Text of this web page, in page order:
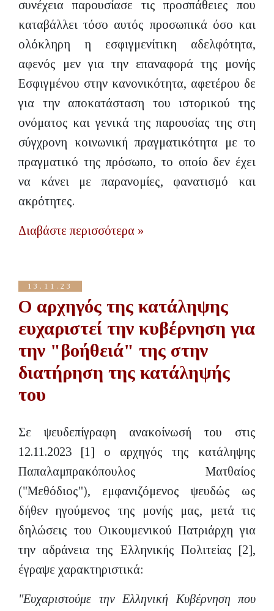
συνέχεια παρουσίασε τις προσπάθειες που
καταβάλλει τόσο αυτός προσωπικά όσο και
ολόκληρη η εσφιγμενίτικη αδελφότητα,
αφενός μεν για την επαναφορά της μονής
Εσφιγμένου στην κανονικότητα, αφετέρου δε
για την αποκατάσταση του ιστορικού της
ονόματος και γενικά της παρουσίας της στη
σύγχρονη κοινωνική πραγματικότητα με το
πραγματικό της πρόσωπο, το οποίο δεν έχει
να κάνει με παρανομίες, φανατισμό και
ακρότητες.
Διαβάστε περισσότερα »
13.11.23
Ο αρχηγός της κατάληψης
ευχαριστεί την κυβέρνηση για
την "βοήθειά" της στην
διατήρηση της κατάληψής
του
Σε ψευδεπίγραφη ανακοίνωσή του στις
12.11.2023 [1] ο αρχηγός της κατάληψης
Παπαλαμπρακόπουλος Ματθαίος
("Μεθόδιος"), εμφανιζόμενος ψευδώς ως
δήθεν ηγούμενος της μονής μας, μετά τις
δηλώσεις του Οικουμενικού Πατριάρχη για
την αδράνεια της Ελληνικής Πολιτείας [2],
έγραψε χαρακτηριστικά:
"Ευχαριστούμε την Ελληνική Κυβέρνηση που